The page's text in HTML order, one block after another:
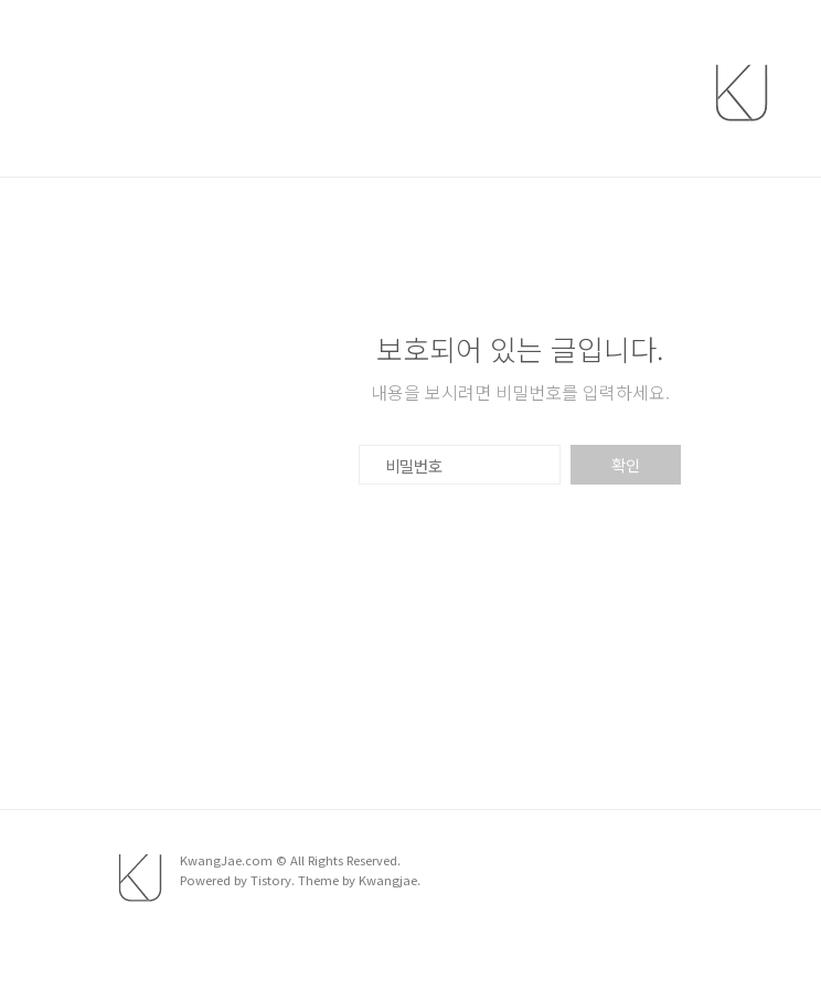
보호되어 있는 글입니다.
내용을 보시려면 비밀번호를 입력하세요.
확인
KwangJae.com © All Rights Reserved.
Powered by Tistory. Theme by Kwangjae.